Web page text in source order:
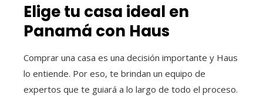
Elige tu casa ideal en
Panamá con Haus
Comprar una casa es una decisión importante y Haus
lo entiende. Por eso, te brindan un equipo de
expertos que te guiará a lo largo de todo el proceso.